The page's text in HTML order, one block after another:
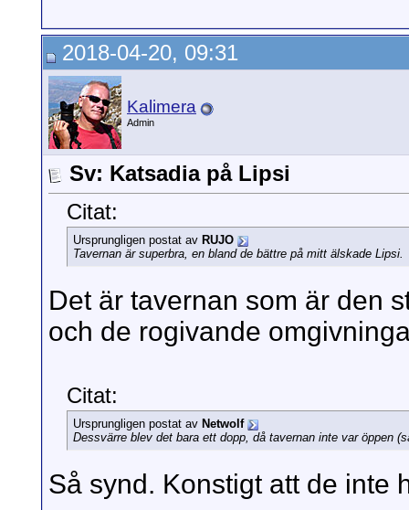
2018-04-20, 09:31
Kalimera
Admin
Sv: Katsadia på Lipsi
Citat:
Ursprungligen postat av RUJO
Tavernan är superbra, en bland de bättre på mitt älskade Lipsi.
Det är tavernan som är den
och de rogivande
Citat:
Ursprungligen postat av Netwolf
Dessvärre blev det bara ett dopp, då tavernan inte var öppen
Så synd. Konstigt att de inte